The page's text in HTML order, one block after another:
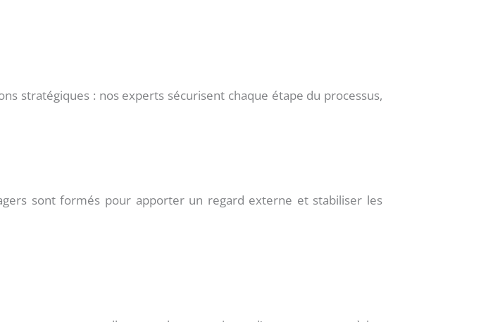
stratégiques : nos experts sécurisent chaque étape du processus,
sont formés pour apporter un regard externe et stabiliser les